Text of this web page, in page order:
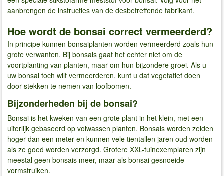
aanbrengen de instructies van de desbetreffende fabrikant.
Hoe wordt de bonsai correct vermeerderd?
In principe kunnen bonsaiplanten worden vermeerderd zoals hun
grote verwanten. Bij bonsais gaat het echter niet om de
voortplanting van planten, maar om hun bijzondere groei. Als u
uw bonsai toch wilt vermeerderen, kunt u dat vegetatief doen
door stekken te nemen van loofbomen.
Bijzonderheden bij de bonsai?
Bonsai is het kweken van een grote plant in het klein, met een
uiterlijk gebaseerd op volwassen planten. Bonsais worden zelden
hoger dan een meter en kunnen vele tientallen jaren oud worden
als ze goed worden verzorgd. Grotere XXL-tuinexemplaren zijn
meestal geen bonsais meer, maar als bonsai gesnoeide
vormstruiken.